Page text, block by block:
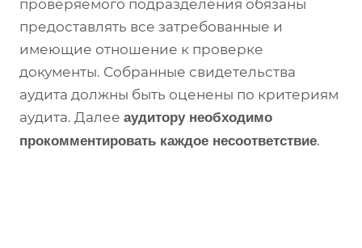
проверяемого подразделения обязаны
предоставлять все затребованные и
имеющие отношение к проверке
документы. Собранные свидетельства
аудита должны быть оценены по критериям
аудита. Далее аудитору необходимо
прокомментировать каждое несоответствие.